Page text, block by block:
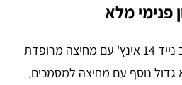
פנימי מלא
תא ראשי מרופד למחשב נייד 14 אינץ' עם מחיצה מרופדת
תא גדול נוסף עם מחיצה למסמכים,